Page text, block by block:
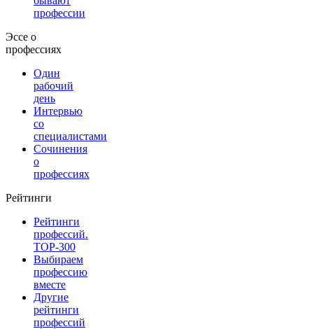
профессии
Эссе о
профессиях
Один
рабочий
день
Интервью
со
специалистами
Сочинения
о
профессиях
Рейтинги
Рейтинги
профессий.
TOP-300
Выбираем
профессию
вместе
Другие
рейтинги
профессий